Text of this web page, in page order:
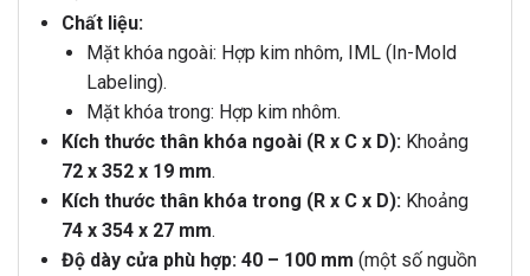
Chất liệu:
Mặt khóa ngoài: Hợp kim nhôm, IML (In-Mold
Labeling).
Mặt khóa trong: Hợp kim nhôm.
Kích thước thân khóa ngoài (R x C x D):Khoảng
72 x 352 x 19 mm.
Kích thước thân khóa trong (R x C x D):Khoảng
74 x 354 x 27 mm.
Độ dày cửa phù hợp: 40 – 100 mm (một số nguồn